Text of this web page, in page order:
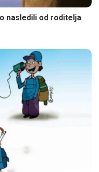
nasledili od roditelja